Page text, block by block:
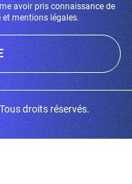
avoir pris connaissance de
mentions légales.
droits réservés.